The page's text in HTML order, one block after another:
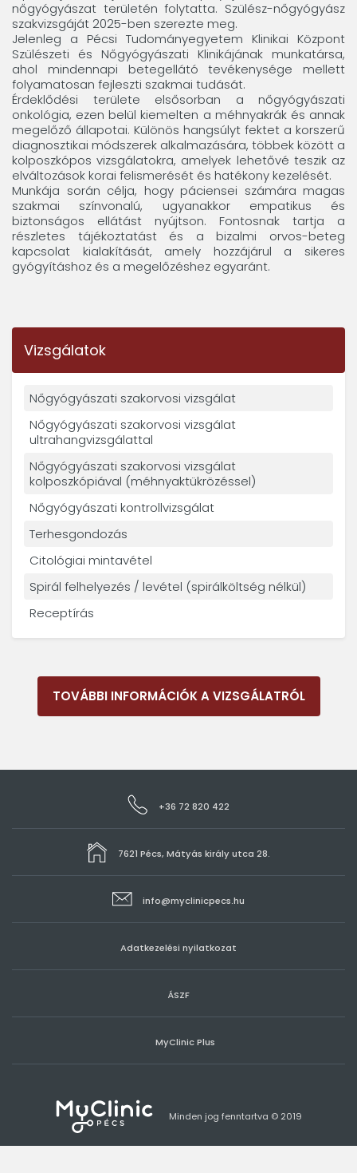
nőgyógyászat területén folytatta. Szülész-nőgyógyász
szakvizsgáját 2025-ben szerezte meg.
Jelenleg a Pécsi Tudományegyetem Klinikai Központ
Szülészeti és Nőgyógyászati Klinikájának munkatársa,
ahol mindennapi betegellátó tevékenysége mellett
folyamatosan fejleszti szakmai tudását.
Érdeklődési területe elsősorban a nőgyógyászati
onkológia, ezen belül kiemelten a méhnyakrák és annak
megelőző állapotai. Különös hangsúlyt fektet a korszerű
diagnosztikai módszerek alkalmazására, többek között a
kolposzkópos vizsgálatokra, amelyek lehetővé teszik az
elváltozások korai felismerését és hatékony kezelését.
Munkája során célja, hogy páciensei számára magas
szakmai színvonalú, ugyanakkor empatikus és
biztonságos ellátást nyújtson. Fontosnak tartja a
részletes tájékoztatást és a bizalmi orvos-beteg
kapcsolat kialakítását, amely hozzájárul a sikeres
gyógyításhoz és a megelőzéshez egyaránt.
Vizsgálatok
Nőgyógyászati szakorvosi vizsgálat
Nőgyógyászati szakorvosi vizsgálat
ultrahangvizsgálattal
Nőgyógyászati szakorvosi vizsgálat
kolposzkópiával (méhnyaktükrözéssel)
Nőgyógyászati kontrollvizsgálat
Terhesgondozás
Citológiai mintavétel
Spirál felhelyezés / levétel (spirálköltség nélkül)
Receptírás
TOVÁBBI INFORMÁCIÓK A VIZSGÁLATRÓL
+36 72 820 422
7621 Pécs, Mátyás király utca 28.
info@myclinicpecs.hu
Adatkezelési nyilatkozat
ÁSZF
MyClinic Plus
Minden jog fenntartva © 2019